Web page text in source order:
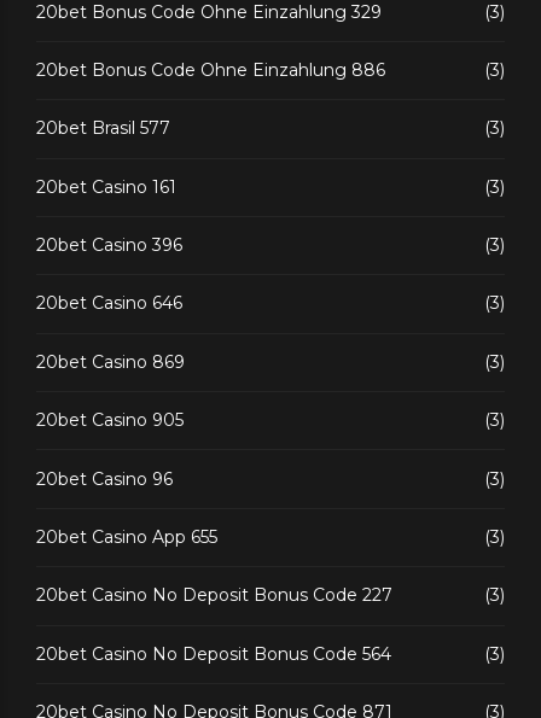
20bet Bonus Code Ohne Einzahlung 329 (3)
20bet Bonus Code Ohne Einzahlung 886 (3)
20bet Brasil 577 (3)
20bet Casino 161 (3)
20bet Casino 396 (3)
20bet Casino 646 (3)
20bet Casino 869 (3)
20bet Casino 905 (3)
20bet Casino 96 (3)
20bet Casino App 655 (3)
20bet Casino No Deposit Bonus Code 227 (3)
20bet Casino No Deposit Bonus Code 564 (3)
20bet Casino No Deposit Bonus Code 871 (3)